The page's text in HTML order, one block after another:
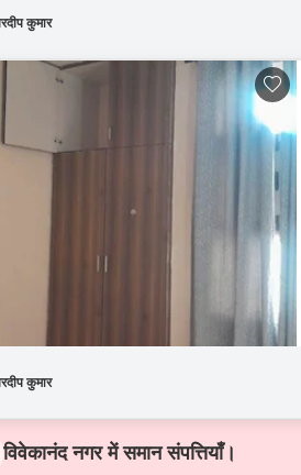
कुमार
कुमार
विवेकानंद नगर में समान संपत्तियाँ।